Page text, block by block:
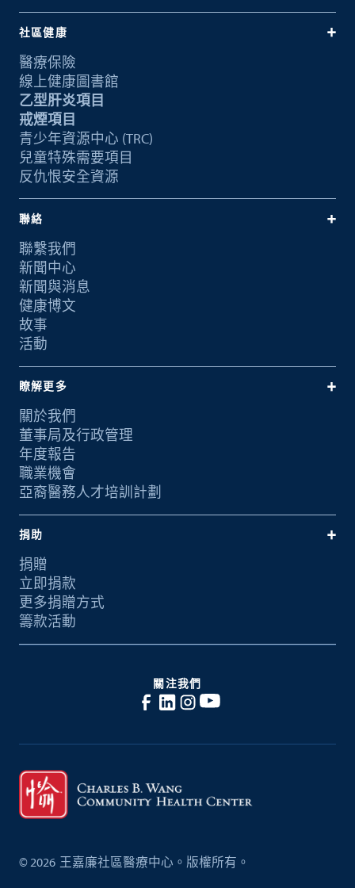
社區健康
醫療保險
線上健康圖書館
乙型肝炎項目
戒煙項目
青少年資源中心 (TRC)
兒童特殊需要項目
反仇恨安全資源
聯絡
聯繫我們
新聞中心
新聞與消息
健康博文
故事
活動
瞭解更多
關於我們
董事局及行政管理
年度報告
職業機會
亞裔醫務人才培訓計劃
捐助
捐贈
立即捐款
更多捐贈方式
籌款活動
關注我們
©2026 王嘉廉社區醫療中心。版權所有。